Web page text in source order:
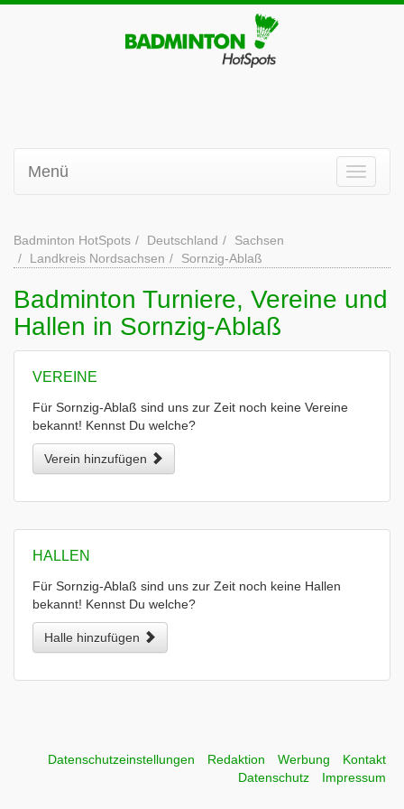
Menü
Badminton HotSpots Deutschland
Sachsen
Landkreis Nordsachsen
Sornzig-Ablaß
Badminton Turniere, Vereine und
Hallen in Sornzig-Ablaß
VEREINE
Für Sornzig-Ablaß sind uns zur Zeit noch keine Vereine
bekannt! Kennst Du welche?
Verein hinzufügen
HALLEN
Für Sornzig-Ablaß sind uns zur Zeit noch keine Hallen
bekannt! Kennst Du welche?
Halle hinzufügen
Datenschutzeinstellungen Redaktion Werbung
Kontakt
Datenschutz
Impressum